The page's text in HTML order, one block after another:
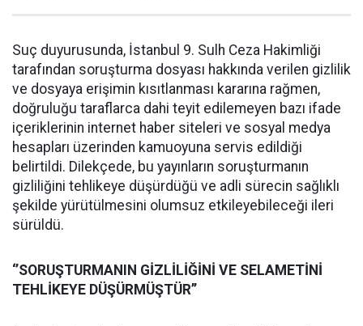
Suç duyurusunda, İstanbul 9. Sulh Ceza Hakimliği
tarafından soruşturma dosyası hakkında verilen gizlilik
ve dosyaya erişimin kısıtlanması kararına rağmen,
doğruluğu taraflarca dahi teyit edilemeyen bazı ifade
içeriklerinin internet haber siteleri ve sosyal medya
hesapları üzerinden kamuoyuna servis edildiği
belirtildi. Dilekçede, bu yayınların soruşturmanın
gizliliğini tehlikeye düşürdüğü ve adli sürecin sağlıklı
şekilde yürütülmesini olumsuz etkileyebileceği ileri
sürüldü.
‘’SORUŞTURMANIN GİZLİLİĞİNİ VE SELAMETİNİ
TEHLİKEYE DÜŞÜRMÜŞTÜR’’